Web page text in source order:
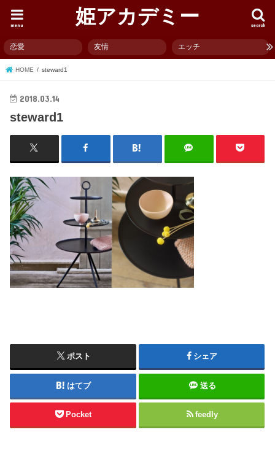
姫アカデミー search
menu
恋愛 友情 エッチ
HOME steward1
2018.03.14
steward1
ポスト シェア
はてブ 送る
Pocket feedly